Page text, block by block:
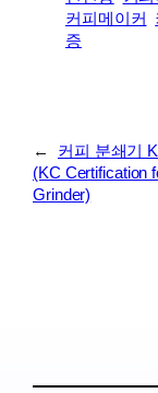
커피메이커
증
←
커피 분쇄기
(KC Certification
Grinder)